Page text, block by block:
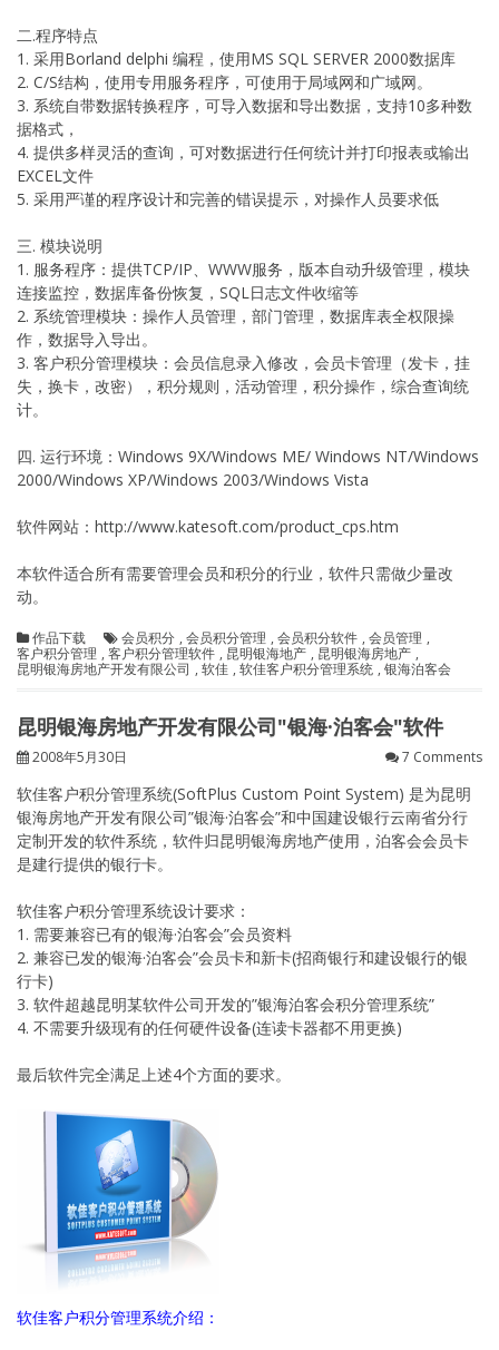
二.程序特点
1. 采用Borland delphi 编程，使用MS SQL SERVER 2000数据库
2. C/S结构，使用专用服务程序，可使用于局域网和广域网。
3. 系统自带数据转换程序，可导入数据和导出数据，支持10多种数
据格式，
4. 提供多样灵活的查询，可对数据进行任何统计并打印报表或输出
EXCEL文件
5. 采用严谨的程序设计和完善的错误提示，对操作人员要求低
三. 模块说明
1. 服务程序：提供TCP/IP、WWW服务，版本自动升级管理，模块
连接监控，数据库备份恢复，SQL日志文件收缩等
2. 系统管理模块：操作人员管理，部门管理，数据库表全权限操
作，数据导入导出。
3. 客户积分管理模块：会员信息录入修改，会员卡管理（发卡，挂
失，换卡，改密），积分规则，活动管理，积分操作，综合查询统
计。
四. 运行环境：Windows 9X/Windows ME/ Windows NT/Windows
2000/Windows XP/Windows 2003/Windows Vista
软件网站：http://www.katesoft.com/product_cps.htm
本软件适合所有需要管理会员和积分的行业，软件只需做少量改
动。
作品下载 会员积分 , 会员积分管理 , 会员积分软件 , 会员管理 ,
客户积分管理 , 客户积分管理软件 , 昆明银海地产 , 昆明银海房地产 ,
昆明银海房地产开发有限公司 , 软佳 , 软佳客户积分管理系统 , 银海泊客会
昆明银海房地产开发有限公司"银海·泊客会"软件
2008年5月30日 7 Comments
软佳客户积分管理系统(SoftPlus Custom Point System) 是为昆明
银海房地产开发有限公司”银海·泊客会”和中国建设银行云南省分行
定制开发的软件系统，软件归昆明银海房地产使用，泊客会会员卡
是建行提供的银行卡。
软佳客户积分管理系统设计要求：
1. 需要兼容已有的银海·泊客会”会员资料
2. 兼容已发的银海·泊客会”会员卡和新卡(招商银行和建设银行的银
行卡)
3. 软件超越昆明某软件公司开发的”银海泊客会积分管理系统”
4. 不需要升级现有的任何硬件设备(连读卡器都不用更换)
最后软件完全满足上述4个方面的要求。
软佳客户积分管理系统介绍：